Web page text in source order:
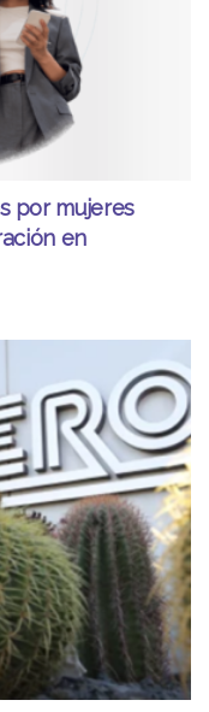
por mujeres
en